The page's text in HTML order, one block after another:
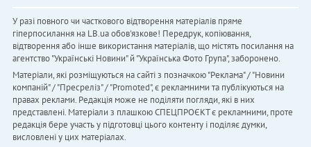
У разі повного чи часткового відтворення матеріалів пряме
гіперпосилання на LB.ua обов'язкове! Передрук, копіювання,
відтворення або інше використання матеріалів, що містять посилання на
агентство "Українськi Новини" й "Українська Фото Група", заборонено.
Матеріали, які розміщуються на сайті з позначкою "Реклама" / "Новини
компаній" / "Пресреліз" / "Promoted", є рекламними та публікуються на
правах реклами. Редакція може не поділяти погляди, які в них
представлені. Матеріали з плашкою СПЕЦПРОЄКТ є рекламними, проте
редакція бере участь у підготовці цього контенту і поділяє думки,
висловлені у цих матеріалах.